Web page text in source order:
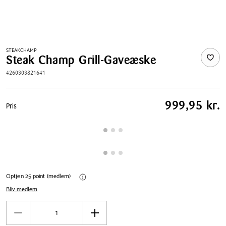
STEAKCHAMP
Steak Champ Grill-Gaveæske
4260303821641
Pris
tabel
Pris 999,95 kr.
Optjen 25 point (medlem)
Bliv medlem
Antal
Øg